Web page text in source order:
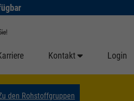
Kontakt Login
den Rohstoffgruppen